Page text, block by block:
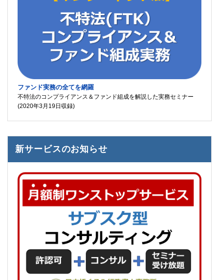
ファンド実務の全てを網羅
不特法のコンプライアンス＆ファンド組成を解説した実務セミナー
(2020年3月19日収録)
新サービスのお知らせ